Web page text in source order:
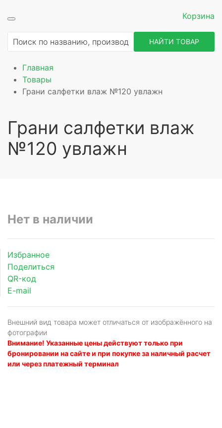
Корзина
НАЙТИ ТОВАР
Главная
Товары
Грани салфетки влаж №120 увлажн
Грани салфетки влаж
№120 увлажн
Нет в наличии
Избранное
Поделиться
QR-код
E-mail
Внешний вид товара может отличаться от изображённого на
фотографии
Внимание! Указанные цены действуют только при
бронировании на сайте и при покупке за наличный расчет
или через платежный терминал